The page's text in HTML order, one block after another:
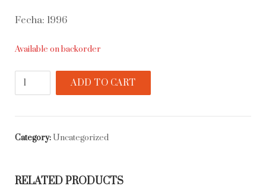
Fecha: 1996
Available on backorder
Baudelaire
quantity
ADD TO CART
Category:Uncategorized
RELATED PRODUCTS